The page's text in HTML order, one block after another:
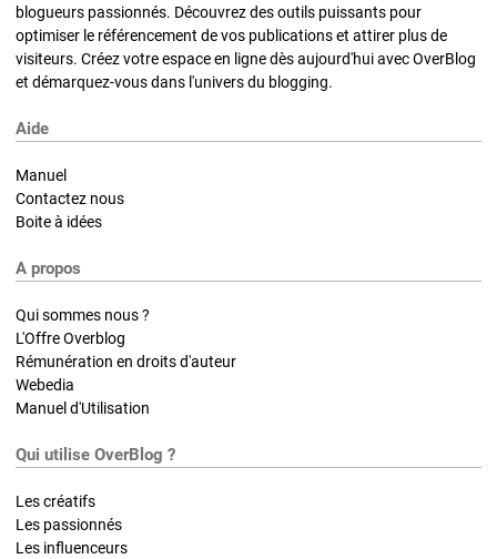
blogueurs passionnés. Découvrez des outils puissants pour
optimiser le référencement de vos publications et attirer plus de
visiteurs. Créez votre espace en ligne dès aujourd'hui avec OverBlog
et démarquez-vous dans l'univers du blogging.
Aide
Manuel
Contactez nous
Boite à idées
A propos
Qui sommes nous ?
L'Offre Overblog
Rémunération en droits d'auteur
Webedia
Manuel d'Utilisation
Qui utilise OverBlog ?
Les créatifs
Les passionnés
Les influenceurs